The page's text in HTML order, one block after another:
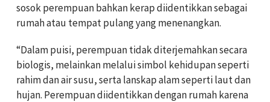
sosok perempuan bahkan kerap diidentikkan sebagai
rumah atau tempat pulang yang menenangkan.
“Dalam puisi, perempuan tidak diterjemahkan secara
biologis, melainkan melalui simbol kehidupan seperti
rahim dan air susu, serta lanskap alam seperti laut dan
hujan. Perempuan diidentikkan dengan rumah karena